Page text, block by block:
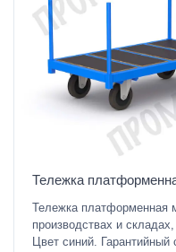
Тележка
Тележка платформенная
производствах и
Цвет синий.